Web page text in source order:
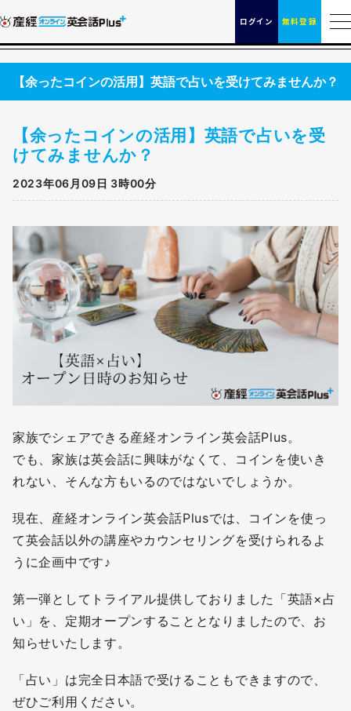
ログイン 無料登録
【余ったコインの活用】英語で占いを受けてみませんか？
【余ったコインの活用】英語で占いを受
けてみませんか？
2023年06月09日 3時00分
家族でシェアできる産経オンライン英会話Plus。
でも、家族は英会話に興味がなくて、コインを使いき
れない、そんな方もいるのではないでしょうか。
現在、産経オンライン英会話Plusでは、コインを使っ
て英会話以外の講座やカウンセリングを受けられるよ
うに企画中です♪
第一弾としてトライアル提供しておりました「英語×占
い」を、定期オープンすることとなりましたので、お
知らせいたします。
「占い」は完全日本語で受けることもできますので、
ぜひご利用ください。